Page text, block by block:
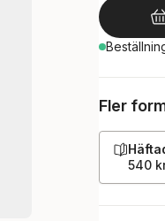
Fler
540